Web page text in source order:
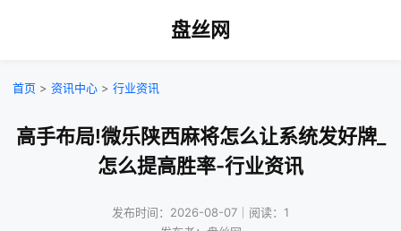
盘丝网
首页 > 资讯中心 > 行业资讯
高手布局!微乐陕西麻将怎么让系统发好牌_
怎么提高胜率-行业资讯
发布时间：2026-08-07｜阅读：1